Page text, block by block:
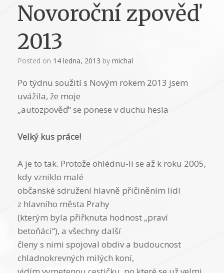
Novoroční zpověď
2013
Posted on 14 ledna, 2013 by michal
Po týdnu soužití s Novým rokem 2013 jsem
uvážila, že moje
„autozpověď“ se ponese v duchu hesla
Velký kus práce!
A je to tak. Protože ohlédnu-li se až k roku 2005,
kdy vzniklo malé
občanské sdružení hlavně přičiněním lidí
z hlavního města Prahy
(kterým byla přiřknuta hodnost „praví
betoňáci“), a všechny další
členy s nimi spojoval obdiv a budoucnost
chladnokrevných milých koní,